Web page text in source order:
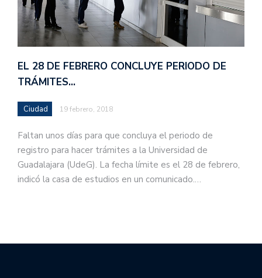
EL 28 DE FEBRERO CONCLUYE PERIODO DE
TRÁMITES…
Ciudad 19 febrero, 2018
Faltan unos días para que concluya el periodo de
registro para hacer trámites a la Universidad de
Guadalajara (UdeG). La fecha límite es el 28 de febrero,
indicó la casa de estudios en un comunicado.…